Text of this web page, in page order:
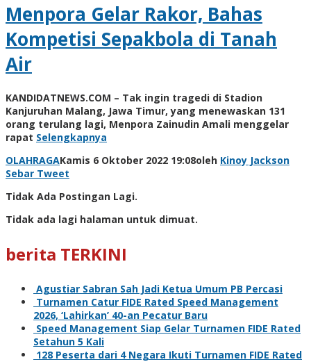
Menpora Gelar Rakor, Bahas
Kompetisi Sepakbola di Tanah
Air
KANDIDATNEWS.COM – Tak ingin tragedi di Stadion
Kanjuruhan Malang, Jawa Timur, yang menewaskan 131
orang terulang lagi, Menpora Zainudin Amali menggelar
rapat Selengkapnya
OLAHRAGAKamis 6 Oktober 2022 19:08oleh Kinoy Jackson
Sebar Tweet
Tidak Ada Postingan Lagi.
Tidak ada lagi halaman untuk dimuat.
berita TERKINI
Agustiar Sabran Sah Jadi Ketua Umum PB Percasi
Turnamen Catur FIDE Rated Speed Management
2026, ‘Lahirkan’ 40-an Pecatur Baru
Speed Management Siap Gelar Turnamen FIDE Rated
Setahun 5 Kali
128 Peserta dari 4 Negara Ikuti Turnamen FIDE Rated